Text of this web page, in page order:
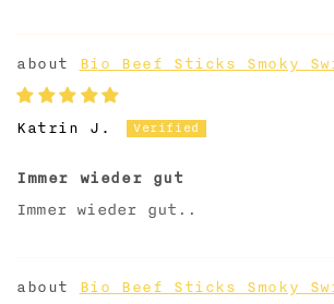
Bio Beef Sticks Smoky
Katrin J.
Immer wieder gut
Immer wieder gut..
Bio Beef Sticks Smoky